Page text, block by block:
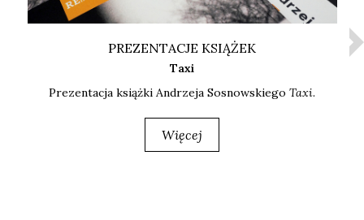
PREZENTACJE KSIĄŻEK
Taxi
Pre­zen­ta­cja książ­ki Andrze­ja Sosnow­skie­go Taxi.
Więcej